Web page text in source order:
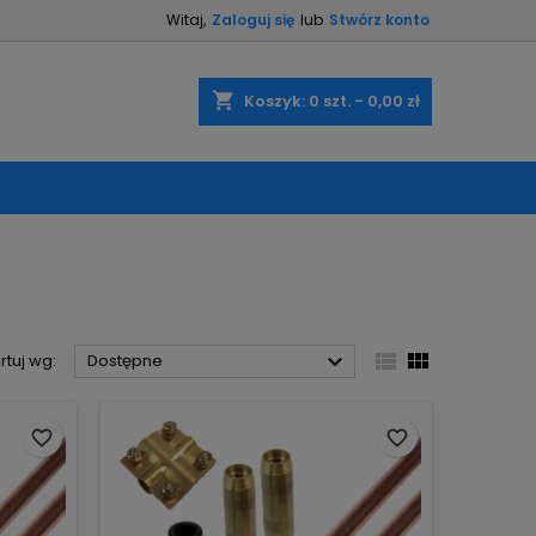
Witaj, Zaloguj się lub Stwórz konto
shopping_cart Koszyk: 0 szt. - 0,00 zł
wg: Dostępne   
favorite_border favorite_border